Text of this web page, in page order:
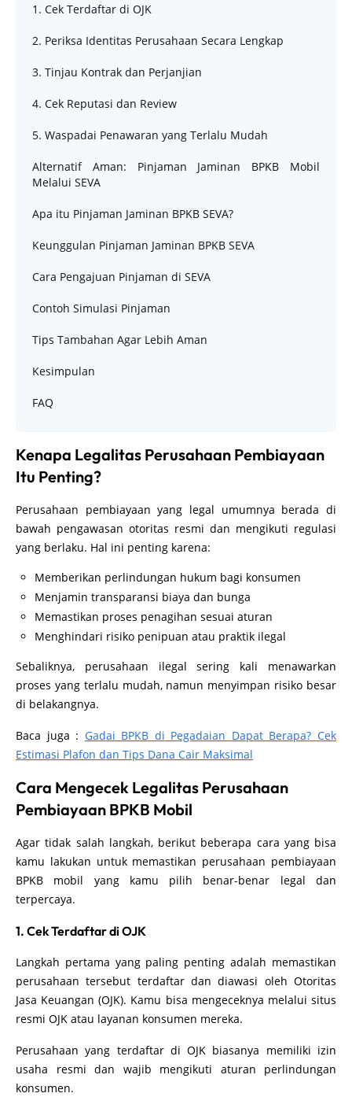
1. Cek Terdaftar di OJK
2. Periksa Identitas Perusahaan Secara Lengkap
3. Tinjau Kontrak dan Perjanjian
4. Cek Reputasi dan Review
5. Waspadai Penawaran yang Terlalu Mudah
Alternatif Aman: Pinjaman Jaminan BPKB Mobil
Melalui SEVA
Apa itu Pinjaman Jaminan BPKB SEVA?
Keunggulan Pinjaman Jaminan BPKB SEVA
Cara Pengajuan Pinjaman di SEVA
Contoh Simulasi Pinjaman
Tips Tambahan Agar Lebih Aman
Kesimpulan
FAQ
Kenapa Legalitas Perusahaan Pembiayaan
Itu Penting?
Perusahaan pembiayaan yang legal umumnya berada di
bawah pengawasan otoritas resmi dan mengikuti regulasi
yang berlaku. Hal ini penting karena:
Memberikan perlindungan hukum bagi konsumen
Menjamin transparansi biaya dan bunga
Memastikan proses penagihan sesuai aturan
Menghindari risiko penipuan atau praktik ilegal
Sebaliknya, perusahaan ilegal sering kali menawarkan
proses yang terlalu mudah, namun menyimpan risiko besar
di belakangnya.
Baca juga : Gadai BPKB di Pegadaian Dapat Berapa? Cek
Estimasi Plafon dan Tips Dana Cair Maksimal
Cara Mengecek Legalitas Perusahaan
Pembiayaan BPKB Mobil
Agar tidak salah langkah, berikut beberapa cara yang bisa
kamu lakukan untuk memastikan perusahaan pembiayaan
BPKB mobil yang kamu pilih benar-benar legal dan
terpercaya.
1. Cek Terdaftar di OJK
Langkah pertama yang paling penting adalah memastikan
perusahaan tersebut terdaftar dan diawasi oleh Otoritas
Jasa Keuangan (OJK). Kamu bisa mengeceknya melalui situs
resmi OJK atau layanan konsumen mereka.
Perusahaan yang terdaftar di OJK biasanya memiliki izin
usaha resmi dan wajib mengikuti aturan perlindungan
konsumen.